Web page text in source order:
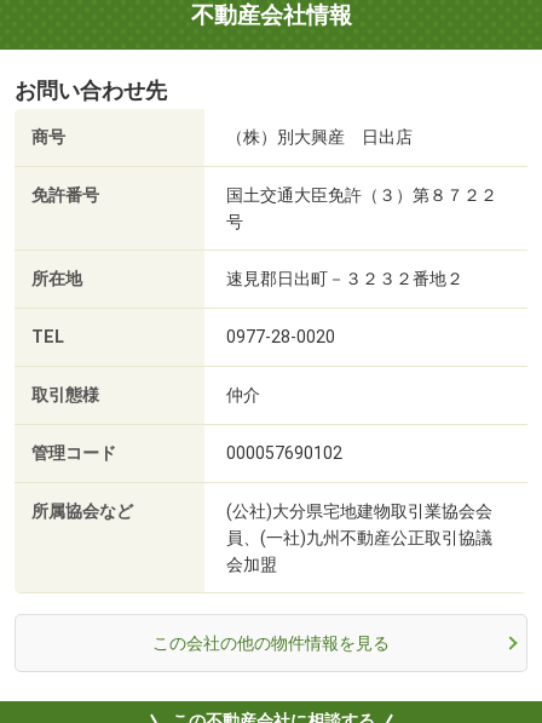
不動産会社情報
お問い合わせ先
商号 （株）別大興産 日出店
免許番号
国土交通大臣免許（３）第８７２２
号
所在地 速見郡日出町－３２３２番地２
TEL 0977-28-0020
取引態様 仲介
管理コード 000057690102
所属協会など
(公社)大分県宅地建物取引業協会会
員、(一社)九州不動産公正取引協議
会加盟
この会社の他の物件情報を見る